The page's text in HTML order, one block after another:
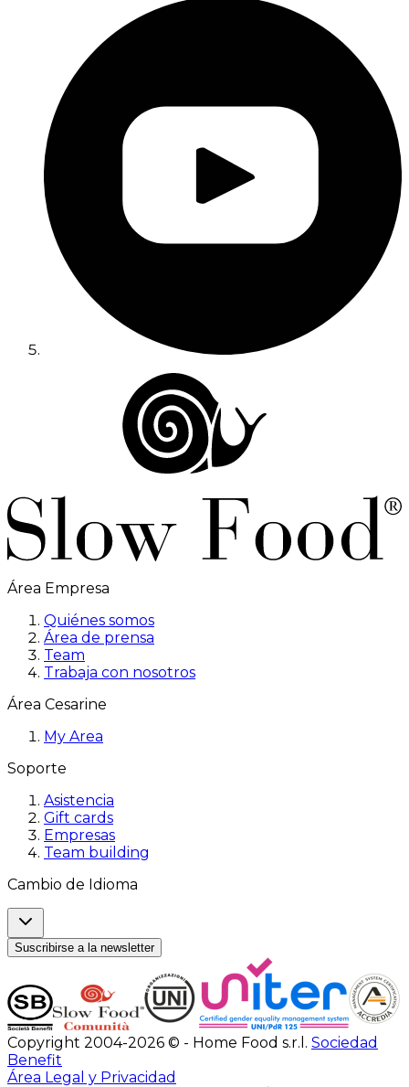
Área Empresa
Quiénes somos
Área de prensa
Team
Trabaja con nosotros
Área Cesarine
My Area
Soporte
Asistencia
Gift cards
Empresas
Team building
Cambio de Idioma
Suscribirse a la newsletter
Copyright 2004-2026 © - Home Food s.r.l. Sociedad
Benefit
Área Legal y Privacidad